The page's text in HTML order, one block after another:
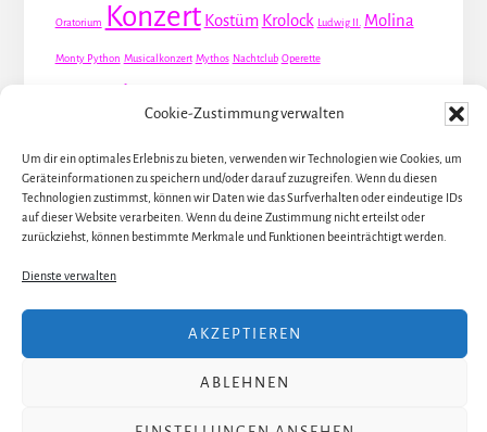
Cookie-Zustimmung verwalten
Um dir ein optimales Erlebnis zu bieten, verwenden wir Technologien wie Cookies, um
Geräteinformationen zu speichern und/oder darauf zuzugreifen. Wenn du diesen
Technologien zustimmst, können wir Daten wie das Surfverhalten oder eindeutige IDs
auf dieser Website verarbeiten. Wenn du deine Zustimmung nicht erteilst oder
zurückziehst, können bestimmte Merkmale und Funktionen beeinträchtigt werden.
Dienste verwalten
AKZEPTIEREN
ABLEHNEN
Oratorium Konzert Kostüm Krolock Ludwig II. Molina
Monty Python Musicalkonzert Mythos Nachtclub Operette
Dirie WeltpremiereÖsterreich Übersetzung
ALLE THEATER UND ORTE
ALLE MUSICALS / STÜCKE
Copyright 2017–2024 · Julia Stöhr-Schlosser ·